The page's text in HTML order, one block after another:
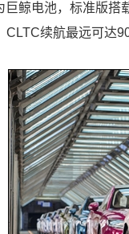
巨鲸电池，标准版搭
CLTC续航最远可达